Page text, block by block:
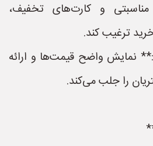
و کارت‌های تخفیف،
ترغیب کند.
نمایش واضح قیمت‌ها و ارائه
را جلب می‌کند.